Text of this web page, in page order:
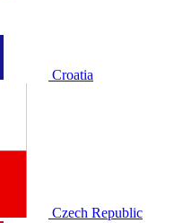
Croatia
Czech Republic